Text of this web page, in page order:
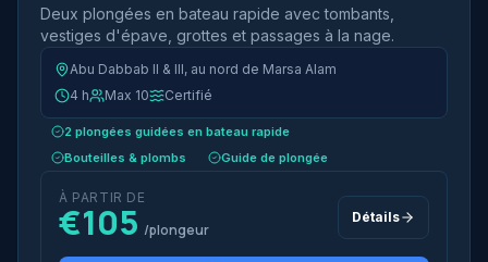
Deux plongées en bateau rapide avec tombants,
vestiges d'épave, grottes et passages à la nage.
Abu Dabbab II & III, au nord de Marsa Alam
4 h
Max 10 Certifié
2 plongées guidées en bateau rapide
Bouteilles & plombs
Guide de plongée
À PARTIR DE
€105 /plongeur
Détails